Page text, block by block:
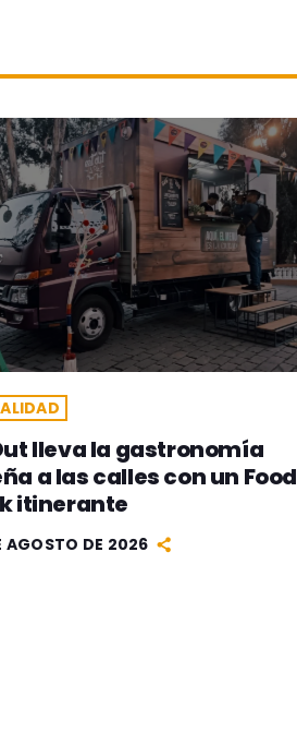
lleva la gastronomía
a las calles con un Food
itinerante
AGOSTO DE 2026